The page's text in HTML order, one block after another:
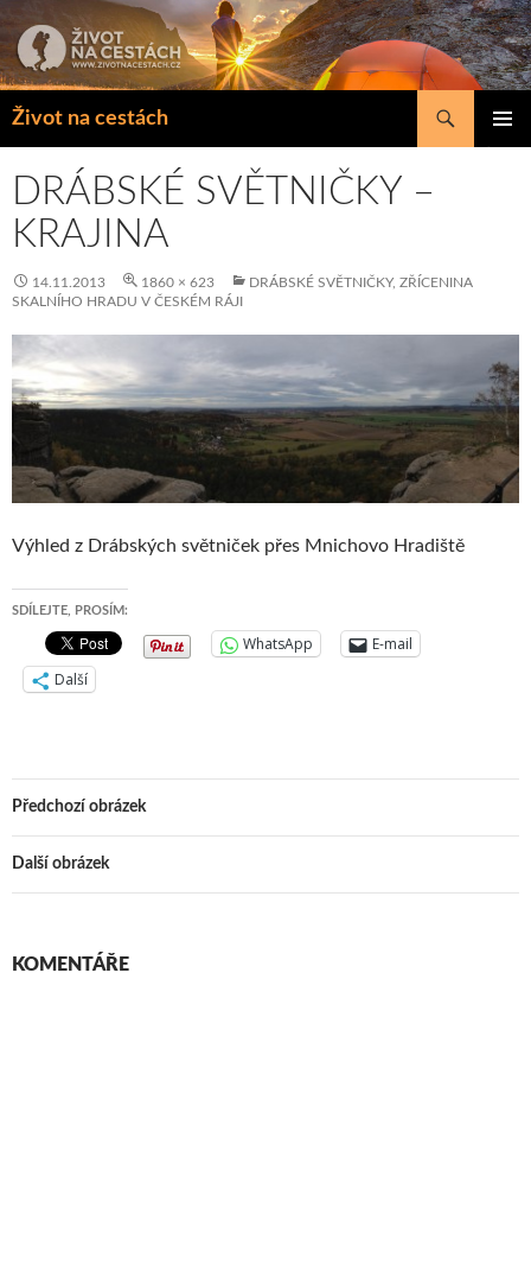
k
obsahu
Život na cestách
Hledat
DRÁBSKÉ SVĚTNIČKY –
KRAJINA
14.11.2013 1860 × 623
DRÁBSKÉ SVĚTNIČKY, ZŘÍCENINA
SKALNÍHO HRADU V ČESKÉM RÁJI
Výhled z Drábských světniček přes Mnichovo Hradiště
SDÍLEJTE, PROSÍM:
WhatsApp
E-mail
Další
Předchozí obrázek
Další obrázek
KOMENTÁŘE